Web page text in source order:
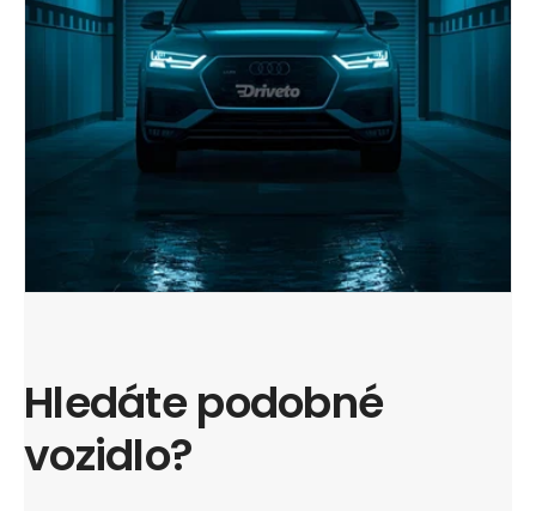
Hledáte podobné
vozidlo?